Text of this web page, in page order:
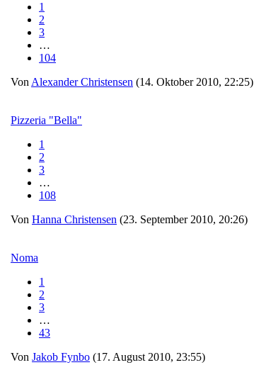
1
2
3
…
104
Von Alexander Christensen (14. Oktober 2010, 22:25)
Pizzeria "Bella"
1
2
3
…
108
Von Hanna Christensen (23. September 2010, 20:26)
Noma
1
2
3
…
43
Von Jakob Fynbo (17. August 2010, 23:55)